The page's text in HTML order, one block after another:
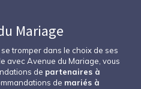
Mariage
tromper dans le choix de ses
avec Avenue du Mariage, vous
de partenaires à
de mariés à